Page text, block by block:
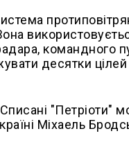
командного
десятки цілей
"Петріоти"
Міхаель